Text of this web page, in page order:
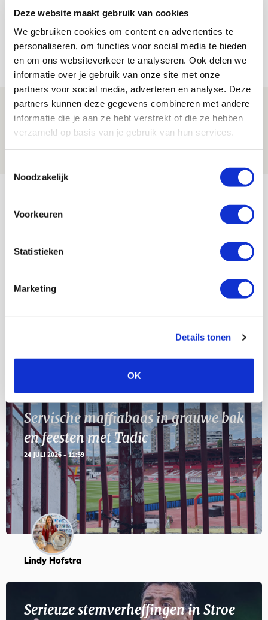
Deze website maakt gebruik van cookies
We gebruiken cookies om content en advertenties te
personaliseren, om functies voor social media te bieden
en om ons websiteverkeer te analyseren. Ook delen we
informatie over je gebruik van onze site met onze
partners voor social media, adverteren en analyse. Deze
partners kunnen deze gegevens combineren met andere
informatie die je aan ze hebt verstrekt of die ze hebben
verzameld op basis van je gebruik van hun services.
Noodzakelijk
Voorkeuren
Statistieken
Marketing
Details tonen
OK
spreekt over Godts, Baas en
aanwinsten
Volop enthousiasme in fotoverslag van
Europees treffen met Shelbourne
AGENDA
23
Selectiedag ballenjongens/-meiden
Blogs
Servische maffiabaas in grauwe bak
en feesten met Tadic
24 JULI 2026 - 11:59
Lindy Hofstra
Serieuze stemverheffingen in Stroe